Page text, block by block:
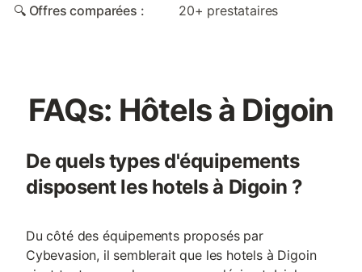
🔍 Offres comparées : 20+ prestataires
FAQs: Hôtels à Digoin
De quels types d'équipements
disposent les hotels à Digoin ?
Du côté des équipements proposés par
Cybevasion, il semblerait que les hotels à Digoin